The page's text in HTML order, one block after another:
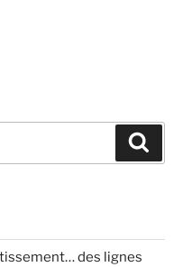
des lignes